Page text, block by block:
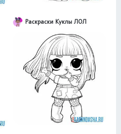
Раскраски Куклы ЛОЛ